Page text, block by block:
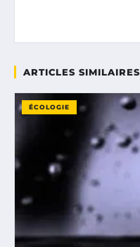
ARTICLES SIMILAIRES
ÉCOLOGIE